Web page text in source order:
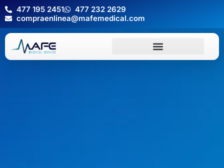
477 195 2451
477 232 2629
compraenlinea@mafemedical.com